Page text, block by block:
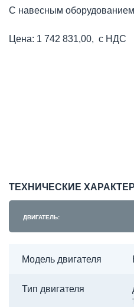
С навесным оборудованием
Цена: 1 742 831,00, с НДС
ТЕХНИЧЕСКИЕ
ДВИГАТЕЛЬ:
Модель двигателя
Тип двигателя